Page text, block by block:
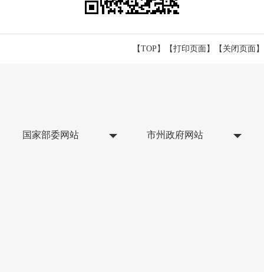
【TOP】 【打印页面】【 关闭页面】
国家部委网站 市州政府网站